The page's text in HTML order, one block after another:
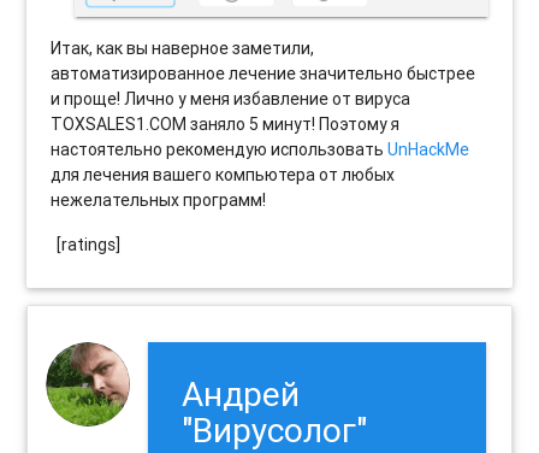
Итак, как вы наверное заметили,
автоматизированное лечение значительно быстрее
и проще! Лично у меня избавление от вируса
TOXSALES1.COM заняло 5 минут! Поэтому я
настоятельно рекомендую использоватьUnHackMe
для лечения вашего компьютера от любых
нежелательных программ!
[ratings]
Андрей
"Вирусолог"